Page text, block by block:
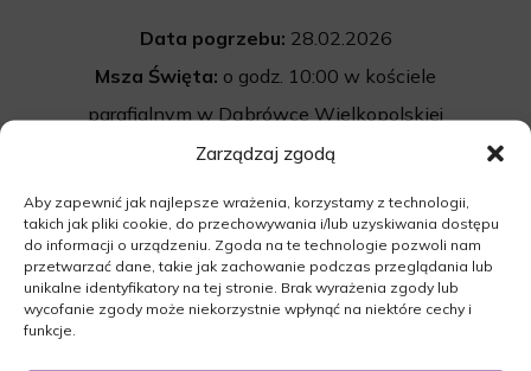
Zarządzaj zgodą
Aby zapewnić jak najlepsze wrażenia, korzystamy z technologii,
takich jak pliki cookie, do przechowywania i/lub uzyskiwania dostępu
do informacji o urządzeniu. Zgoda na te technologie pozwoli nam
przetwarzać dane, takie jak zachowanie podczas przeglądania lub
unikalne identyfikatory na tej stronie. Brak wyrażenia zgody lub
wycofanie zgody może niekorzystnie wpłynąć na niektóre cechy i
funkcje.
Data pogrzebu: 28.02.2026
Msza Święta: o godz. 10:00 w kościele
parafialnym w Dąbrówce Wielkopolskiej
66-210 Dąbrówka Wielkopolska
rozpocznie się po mszy św. na cmentarzu
parafialnym w Dąbrówce Wielkopolskiej.
Główna 60, 66-210 Dąbrówka